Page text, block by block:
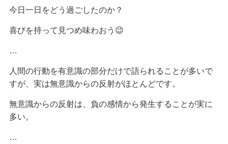
今日一日をどう過ごしたのか？
喜びを持って見つめ味わおう😉
…
人間の行動を有意識の部分だけで語られることが多いで
すが、実は無意識からの反射がほとんどです。
無意識からの反射は、負の感情から発生することが実に
多い。
…